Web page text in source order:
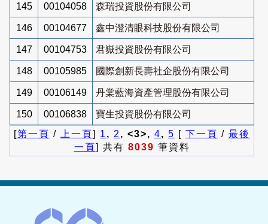
145 00104058 森瑞投資股份有限公司
146 00104677 鑫中澄清眼科技股份有限公司
147 00104753 君嶽投資股份有限公司
148 00105985 國際創新長壽社企股份有限公司
149 00106149 丹棠藍海資產管理股份有限公司
150 00106838
寶生投資股份有限公司
[第一頁 / 上一頁] 1 , 2 , <3>, 4, 5 [ 下一頁 / 最後
一頁] 共有 8039 筆資料